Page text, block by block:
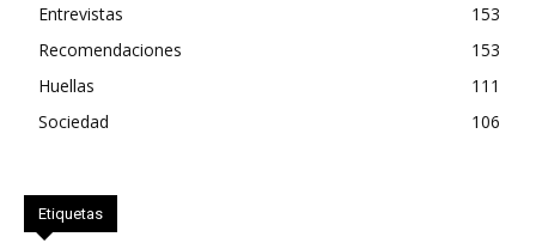
Entrevistas
153
Recomendaciones
153
Huellas
111
Sociedad
106
Etiquetas